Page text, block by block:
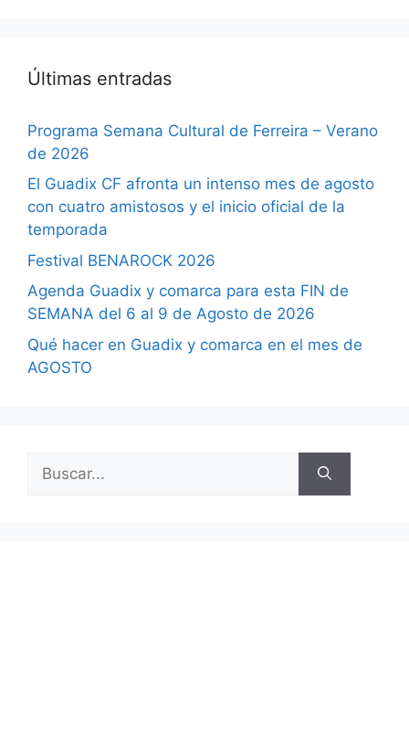
Últimas entradas
Programa Semana Cultural de Ferreira – Verano
de 2026
El Guadix CF afronta un intenso mes de agosto
con cuatro amistosos y el inicio oficial de la
temporada
Festival BENAROCK 2026
Agenda Guadix y comarca para esta FIN de
SEMANA del 6 al 9 de Agosto de 2026
Qué hacer en Guadix y comarca en el mes de
AGOSTO